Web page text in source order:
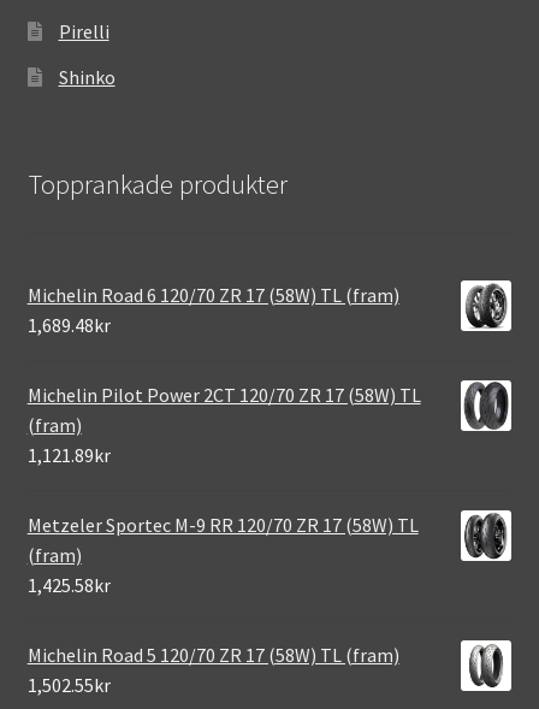
Pirelli
Shinko
Topprankade produkter
Michelin Road 6 120/70 ZR 17 (58W) TL (fram)
1,689.48kr
Michelin Pilot Power 2CT 120/70 ZR 17 (58W) TL
(fram)
1,121.89kr
Metzeler Sportec M-9 RR 120/70 ZR 17 (58W) TL
(fram)
1,425.58kr
Michelin Road 5 120/70 ZR 17 (58W) TL (fram)
1,502.55kr